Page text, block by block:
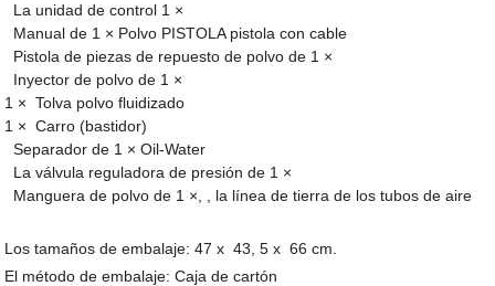
La unidad de control 1 ×
Manual de 1 × Polvo PISTOLA pistola con cable
Pistola de piezas de repuesto de polvo de 1 ×
Inyector de polvo de 1 ×
1 × Tolva polvo fluidizado
1 × Carro (bastidor)
Separador de 1 × Oil-Water
La válvula reguladora de presión de 1 ×
Manguera de polvo de 1 ×, , la línea de tierra de los tubos de aire
Los tamaños de embalaje: 47 x 43, 5 x 66 cm.
El método de embalaje: Caja de cartón